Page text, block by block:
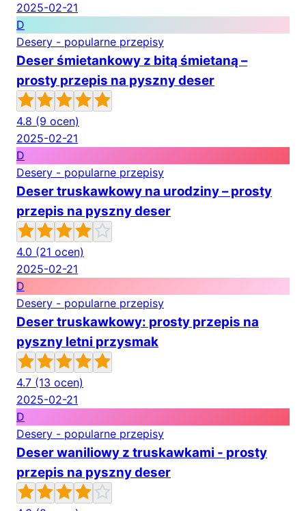
2025-02-21
D
Desery - popularne przepisy
Deser śmietankowy z bitą śmietaną –
prosty przepis na pyszny deser
4.8 (9 ocen)
2025-02-21
D
Desery - popularne przepisy
Deser truskawkowy na urodziny – prosty
przepis na pyszny deser
4.0 (21 ocen)
2025-02-21
D
Desery - popularne przepisy
Deser truskawkowy: prosty przepis na
pyszny letni przysmak
4.7 (13 ocen)
2025-02-21
D
Desery - popularne przepisy
Deser waniliowy z truskawkami - prosty
przepis na pyszny deser